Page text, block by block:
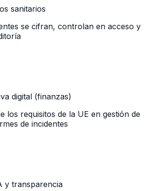
sanitarios
se cifran, controlan en acceso y
digital (finanzas)
los requisitos de la UE en gestión de
de incidentes
y transparencia